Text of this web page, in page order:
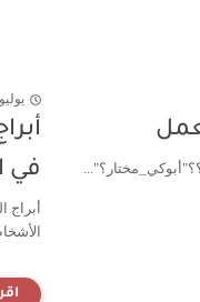
يوليو 29, 2026
في
أبراج